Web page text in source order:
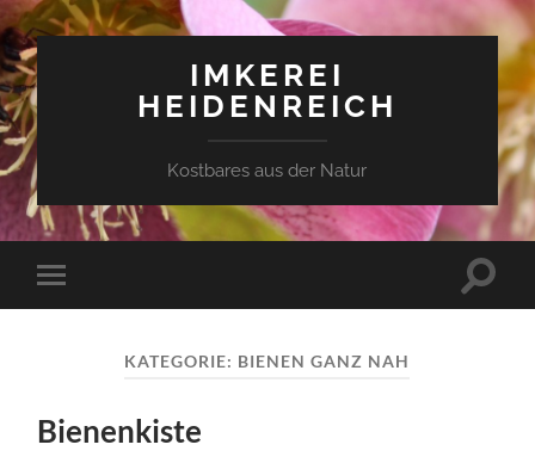
IMKEREI
HEIDENREICH
Kostbares aus der Natur
Mobile-
Menü
KATEGORIE: BIENEN GANZ NAH
Bienenkiste